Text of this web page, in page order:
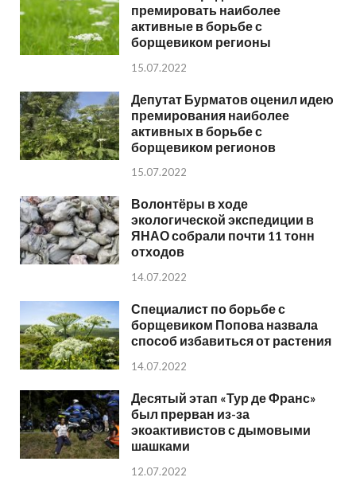
премировать наиболее
активные в борьбе с
борщевиком регионы
15.07.2022
Депутат Бурматов оценил идею
премирования наиболее
активных в борьбе с
борщевиком регионов
15.07.2022
Волонтёры в ходе
экологической экспедиции в
ЯНАО собрали почти 11 тонн
отходов
14.07.2022
Специалист по борьбе с
борщевиком Попова назвала
способ избавиться от растения
14.07.2022
Десятый этап «Тур де Франс»
был прерван из-за
экоактивистов с дымовыми
шашками
12.07.2022